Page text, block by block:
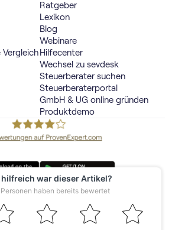
Vergleich
Ratgeber
Lexikon
Blog
Webinare
Hilfecenter
Wechsel zu sevdesk
Steuerberater suchen
Steuerberaterportal
GmbH & UG online gründen
Produktdemo
Deutschland